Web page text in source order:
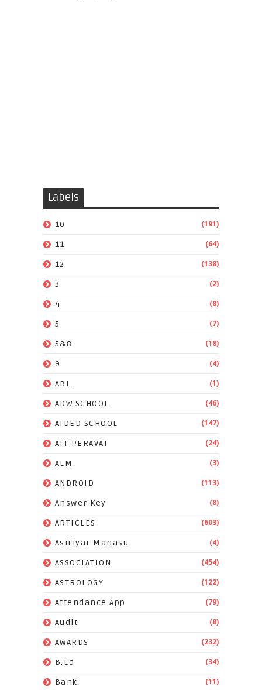
Labels
10 (191)
11 (64)
12 (138)
3 (2)
4 (8)
5 (7)
5&8 (18)
9 (4)
ABL. (1)
ADW SCHOOL (46)
AIDED SCHOOL (147)
AIT PERAVAI (24)
ALM (3)
ANDROID (113)
Answer Key (8)
ARTICLES (603)
Asiriyar Manasu (4)
ASSOCIATION (454)
ASTROLOGY (122)
Attendance App (79)
Audit (8)
AWARDS (232)
B.Ed (34)
Bank (11)